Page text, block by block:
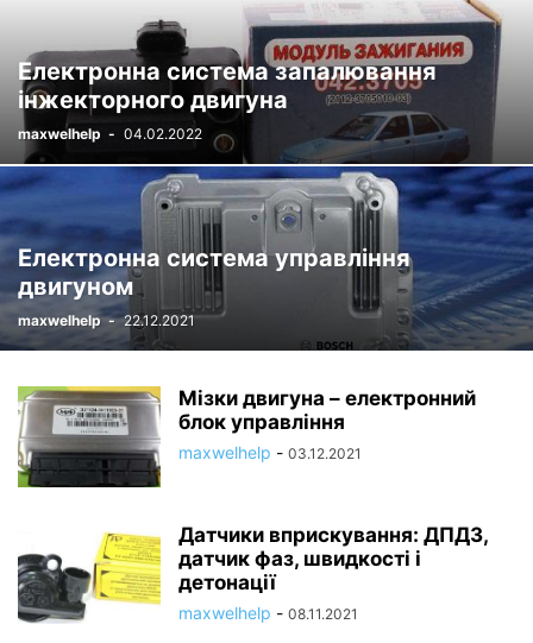
Електронна система запалювання
інжекторного двигуна
maxwelhelp - 04.02.2022
Електронна система управління
двигуном
maxwelhelp - 22.12.2021
Мізки двигуна – електронний
блок управління
maxwelhelp - 03.12.2021
Датчики вприскування: ДПДЗ,
датчик фаз, швидкості і
детонації
maxwelhelp - 08.11.2021